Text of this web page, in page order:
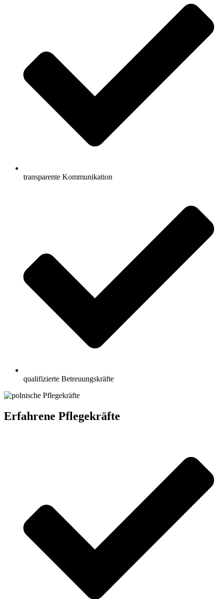
transparente Kommunikation
qualifizierte Betreuungskräfte
Erfahrene Pflegekräfte